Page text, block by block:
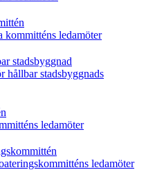
kommitténs ledamöter
stadsbyggnad
hållbar stadsbyggnads
ledamöter
ledamöter